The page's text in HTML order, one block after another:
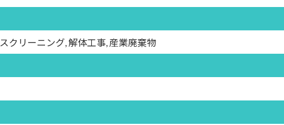
クリーニング, 解体工事, 産業廃棄物